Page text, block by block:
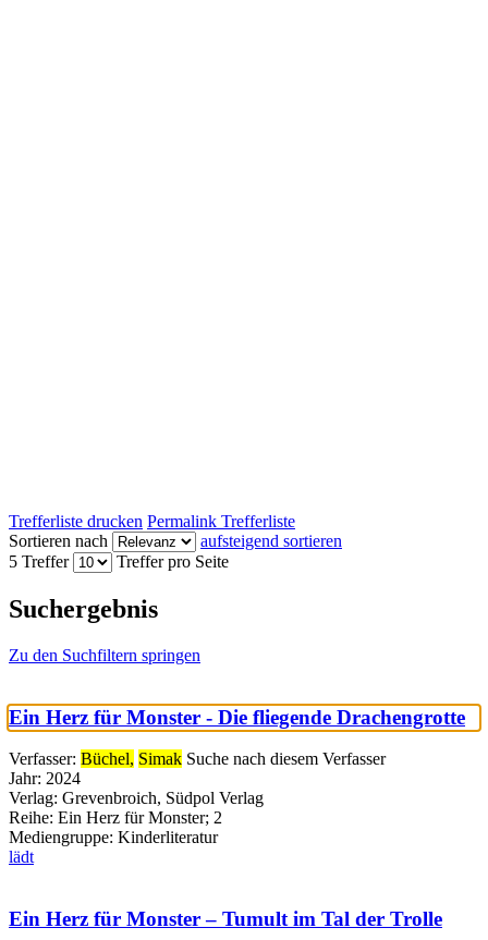
Trefferliste drucken Permalink Trefferliste
Sortieren nach
aufsteigend sortieren
5 Treffer
Treffer pro Seite
Suchergebnis
Zu den Suchfiltern springen
Ein Herz für Monster - Die fliegende Drachengrotte
Verfasser: Büchel, Simak Suche nach diesem Verfasser
Jahr: 2024
Verlag: Grevenbroich, Südpol Verlag
Reihe: Ein Herz für Monster; 2
Mediengruppe: Kinderliteratur
lädt
Ein Herz für Monster – Tumult im Tal der Trolle